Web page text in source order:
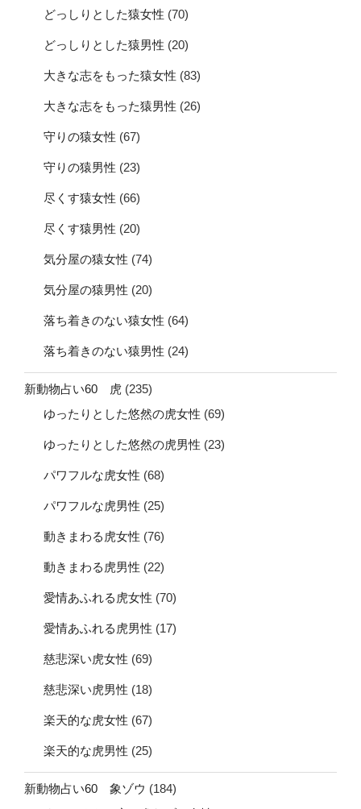
どっしりとした猿女性 (70)
どっしりとした猿男性 (20)
大きな志をもった猿女性 (83)
大きな志をもった猿男性 (26)
守りの猿女性 (67)
守りの猿男性 (23)
尽くす猿女性 (66)
尽くす猿男性 (20)
気分屋の猿女性 (74)
気分屋の猿男性 (20)
落ち着きのない猿女性 (64)
落ち着きのない猿男性 (24)
新動物占い60 虎 (235)
ゆったりとした悠然の虎女性 (69)
ゆったりとした悠然の虎男性 (23)
パワフルな虎女性 (68)
パワフルな虎男性 (25)
動きまわる虎女性 (76)
動きまわる虎男性 (22)
愛情あふれる虎女性 (70)
愛情あふれる虎男性 (17)
慈悲深い虎女性 (69)
慈悲深い虎男性 (18)
楽天的な虎女性 (67)
楽天的な虎男性 (25)
新動物占い60 象ゾウ (184)